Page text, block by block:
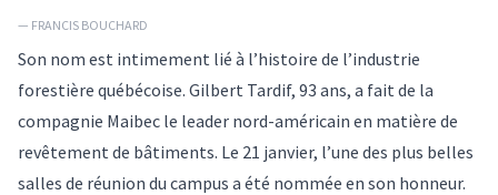
— FRANCIS BOUCHARD
Son nom est intimement lié à l’histoire de l’industrie
forestière québécoise. Gilbert Tardif, 93 ans, a fait de la
compagnie Maibec le leader nord-américain en matière de
revêtement de bâtiments. Le 21 janvier, l’une des plus belles
salles de réunion du campus a été nommée en son honneur.